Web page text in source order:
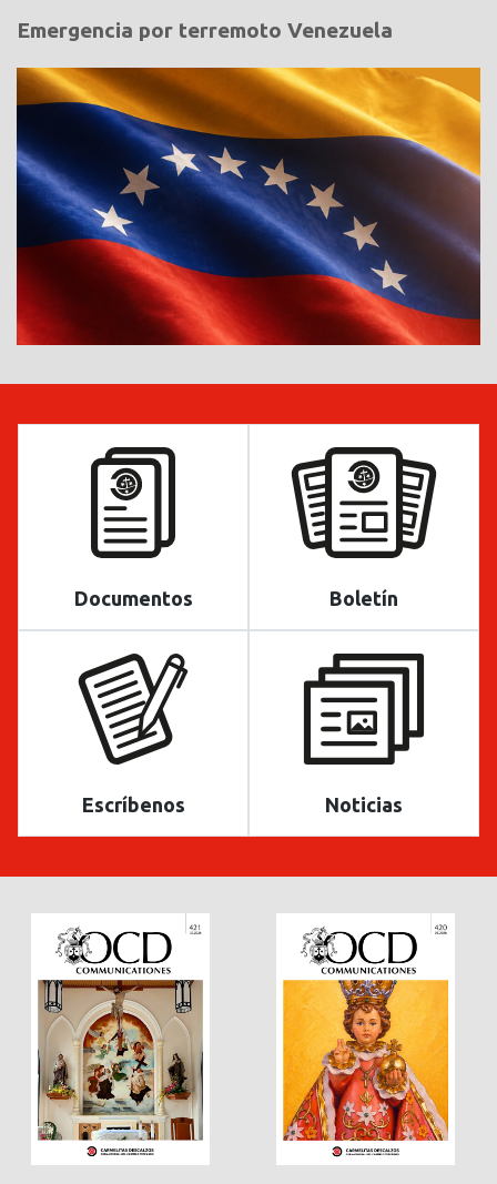
Emergencia por terremoto Venezuela
Documentos Boletín
Escríbenos Noticias